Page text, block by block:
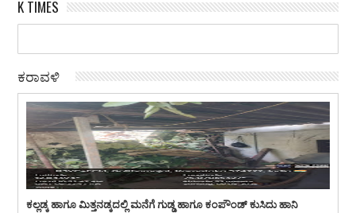
K TIMES
ಕರಾವಳಿ
ಕಲ್ಲಡ್ಕ ಹಾಗೂ ಮಿತ್ತನಡ್ಕದಲ್ಲಿ ಮನೆಗೆ ಗುಡ್ಡ ಹಾಗೂ ಕಂಪೌಂಡ್ ಕುಸಿದು ಹಾನಿ